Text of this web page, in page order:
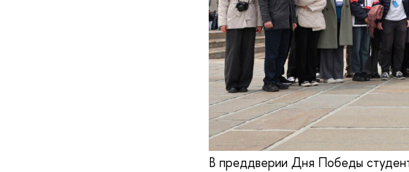
В преддверии Дня Победы